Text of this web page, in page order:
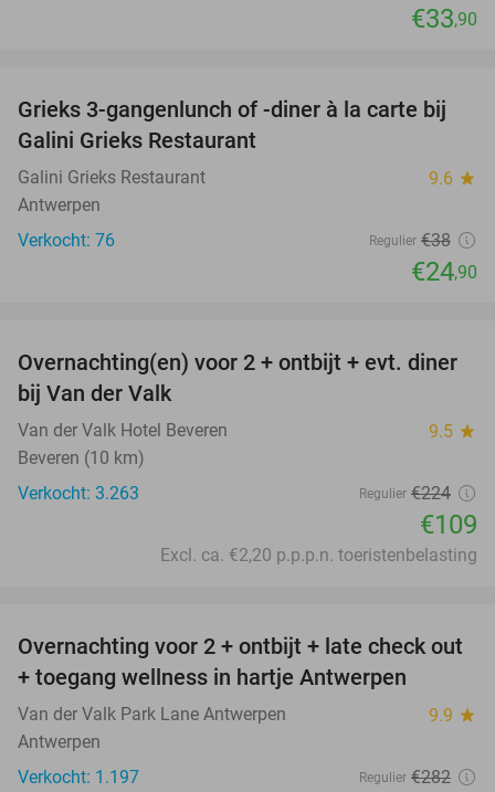
€33,90
34%
Grieks 3-gangenlunch of -diner à la carte bij
Galini Grieks Restaurant
Galini Grieks Restaurant 9.6 star
Antwerpen
Verkocht: 76
Regulier €38
€24,90
51%
Overnachting(en) voor 2 + ontbijt + evt. diner
bij Van der Valk
Van der Valk Hotel Beveren 9.5 star
Beveren (10 km)
Verkocht: 3.263
Regulier €224
€109
Excl. ca. €2,20 p.p.p.n. toeristenbelasting
59%
Overnachting voor 2 + ontbijt + late check out
+ toegang wellness in hartje Antwerpen
Van der Valk Park Lane Antwerpen 9.9 star
Antwerpen
Verkocht: 1.197
Regulier €282